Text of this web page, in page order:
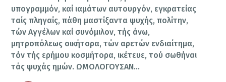
υπογραμμόν, καί ιαμάτων αυτουργόν, εγκρατείας
ταίς πληγαίς, πάθη μαστίξαντα ψυχής, πολίτην,
τών Αγγέλων καί συνόμιλον, τής άνω,
μητροπόλεως οικήτορα, τών αρετών ενδιαίτημα,
τόν τής ερήμου κοσμήτορα, ικέτευε, τού σωθήναι
τάς ψυχάς ημών. ΩΜΟΛΟΓΟΥΣΑΝ…